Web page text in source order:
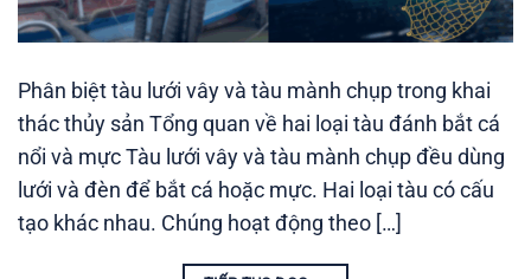
Phân biệt tàu lưới vây và tàu mành chụp trong khai
thác thủy sản Tổng quan về hai loại tàu đánh bắt cá
nổi và mực Tàu lưới vây và tàu mành chụp đều dùng
lưới và đèn để bắt cá hoặc mực. Hai loại tàu có cấu
tạo khác nhau. Chúng hoạt động theo […]